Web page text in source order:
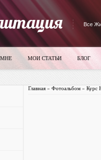
Все
МОИ СТАТЬИ БЛОГ
Главная» Фотоальбом» Курс